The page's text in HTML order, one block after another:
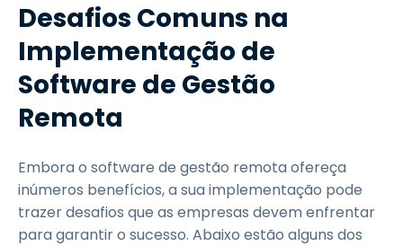
Desafios Comuns na
Implementação de
Software de Gestão
Remota
Embora o software de gestão remota ofereça
inúmeros benefícios, a sua implementação pode
trazer desafios que as empresas devem enfrentar
para garantir o sucesso. Abaixo estão alguns dos